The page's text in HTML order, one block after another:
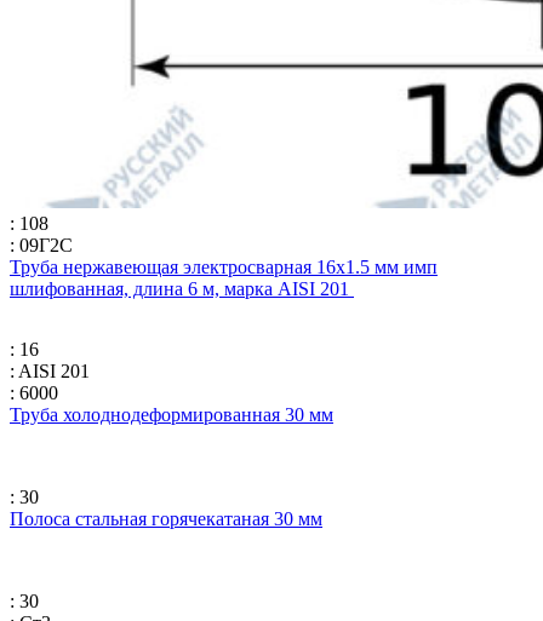
: 108
: 09Г2С
Труба нержавеющая электросварная 16х1.5 мм имп
шлифованная, длина 6 м, марка AISI 201
: 16
: AISI 201
: 6000
Труба холоднодеформированная 30 мм
: 30
Полоса стальная горячекатаная 30 мм
: 30